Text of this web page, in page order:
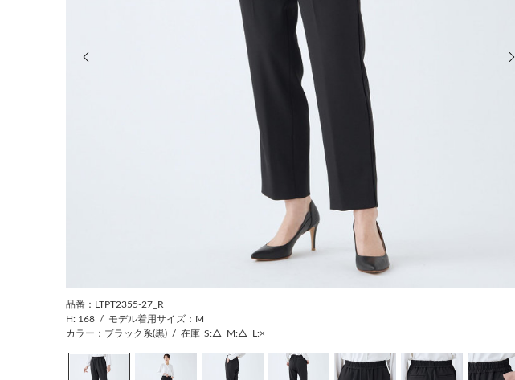
品番：LTPT2355-27_R
H: 168 / モデル着用サイズ：M
カラー：ブラック系(黒) / 在庫 S:△ M:△ L:×